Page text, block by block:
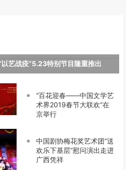
艺战疫”5.23特别节目隆重推出
“百花迎春——中国文学艺
术界2019春节大联欢”在
京举行
中国剧协梅花奖艺术团“送
欢乐下基层”慰问演出走进
广西凭祥